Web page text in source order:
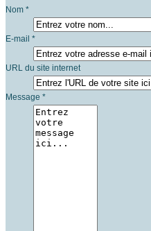
Nom *
E-mail *
URL du site internet
Message *